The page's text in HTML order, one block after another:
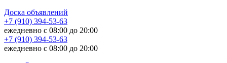
Доска объявлений
+7 (910) 394-53-63
ежедневно с 08:00 до 20:00
+7 (910) 394-53-63
ежедневно с 08:00 до 20:00